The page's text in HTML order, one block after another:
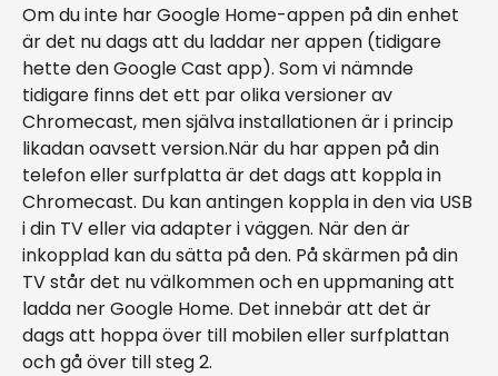
Om du inte har Google Home-appen på din enhet
är det nu dags att du laddar ner appen (tidigare
hette den Google Cast app). Som vi nämnde
tidigare finns det ett par olika versioner av
Chromecast, men själva installationen är i princip
likadan oavsett version.När du har appen på din
telefon eller surfplatta är det dags att koppla in
Chromecast. Du kan antingen koppla in den via USB
i din TV eller via adapter i väggen. När den är
inkopplad kan du sätta på den. På skärmen på din
TV står det nu välkommen och en uppmaning att
ladda ner Google Home. Det innebär att det är
dags att hoppa över till mobilen eller surfplattan
och gå över till steg 2.